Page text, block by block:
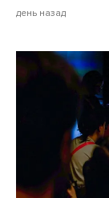
день назад